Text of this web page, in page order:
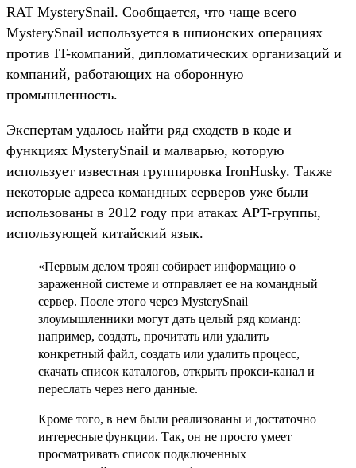
RAT MysterySnail. Сообщается, что чаще всего
MysterySnail используется в шпионских операциях
против IT-компаний, дипломатических организаций и
компаний, работающих на оборонную
промышленность.
Экспертам удалось найти ряд сходств в коде и
функциях MysterySnail и малварью, которую
использует известная группировка IronHusky. Также
некоторые адреса командных серверов уже были
использованы в 2012 году при атаках APT-группы,
использующей китайский язык.
«Первым делом троян собирает информацию о
зараженной системе и отправляет ее на командный
сервер. После этого через MysterySnail
злоумышленники могут дать целый ряд команд:
например, создать, прочитать или удалить
конкретный файл, создать или удалить процесс,
скачать список каталогов, открыть прокси-канал и
переслать через него данные.
Кроме того, в нем были реализованы и достаточно
интересные функции. Так, он не просто умеет
просматривать список подключенных